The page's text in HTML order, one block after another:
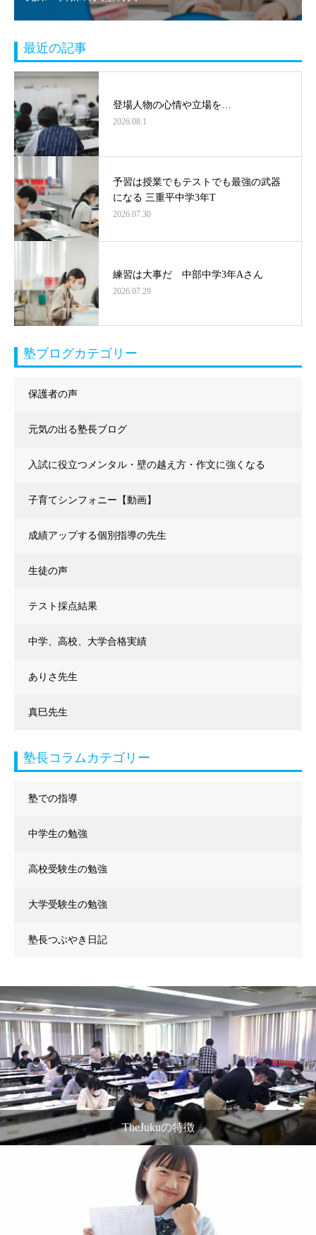
最近の記事
登場人物の心情や立場を…
2026.08.1
予習は授業でもテストでも最強の武器
になる 三重平中学3年T
2026.07.30
練習は大事だ 中部中学3年Aさん
2026.07.29
塾ブログカテゴリー
保護者の声
元気の出る塾長ブログ
入試に役立つメンタル・壁の越え方・作文に強くなる
子育てシンフォニー【動画】
成績アップする個別指導の先生
生徒の声
テスト採点結果
中学、高校、大学合格実績
ありさ先生
真巳先生
塾長コラムカテゴリー
塾での指導
中学生の勉強
高校受験生の勉強
大学受験生の勉強
塾長つぶやき日記
TheJukuの特徴